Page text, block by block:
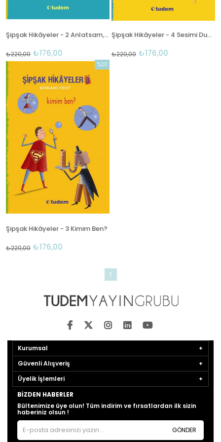
Şipşak Hikâyeler - 2 Anlatsam, İnanır Mısın?
₺176,00
₺220,00
Şipşak Hikâyeler - 4 Sesimi Duyan Var Mı?
₺176,00
₺220,00
Şipşak Hikâyeler - 3 Kimim Ben?
₺176,00
₺220,00
%20
1
Kurumsal
Güvenli Alışveriş
Üyelik İşlemleri
BIZDEN HABERLER
Bültenimize üye olun! Tüm indirim ve fırsatlardan ilk sizin
haberiniz olsun !
GÖNDER